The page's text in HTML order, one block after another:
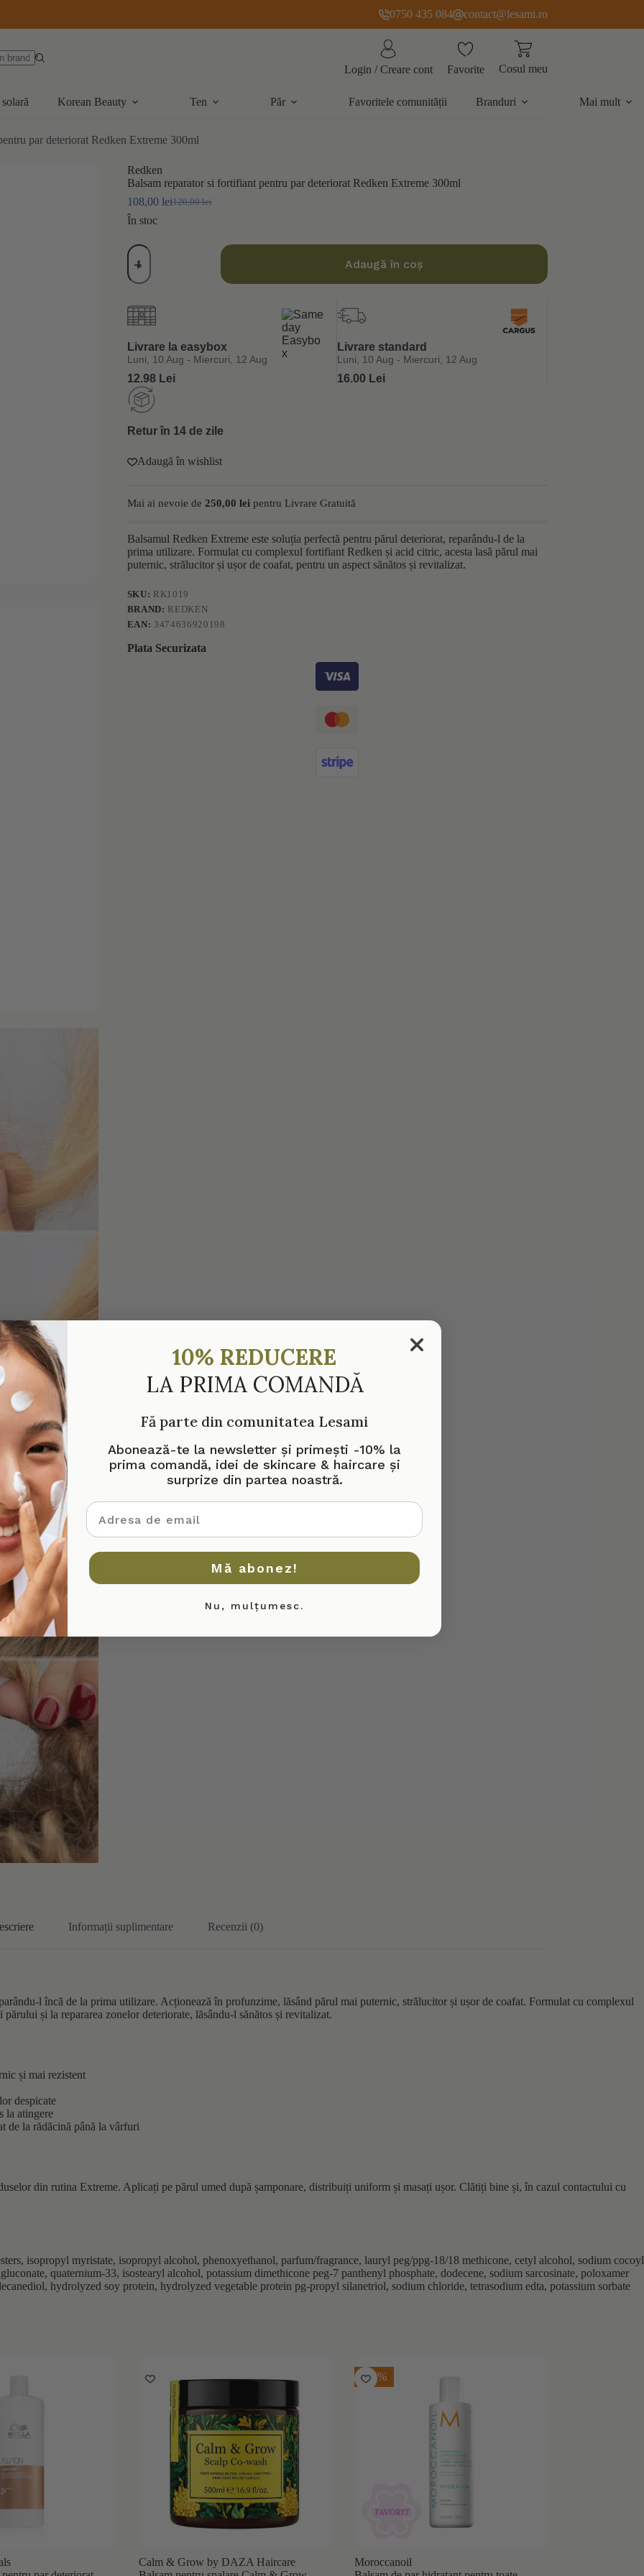
0750 435 084 contact@lesami.ro
Login / Creare cont Favorite Cosul meu
Korean Beauty Ten Păr Favoritele comunității Branduri Mai mult
par deteriorat Redken Extreme 300ml
Redken
Balsam reparator si fortifiant pentru par deteriorat Redken Extreme 300ml
120,00lei
Prețul
108,00 leiPrețul
În stoc
Cantitate
Balsam
reparator
si
pentru
par
Redken
Extreme
300ml
Adaugă în coș
Livrare la easybox
Luni, 10 Aug - Miercuri, 12 Aug
12.98 Lei
Livrare standard
Luni, 10 Aug - Miercuri, 12 Aug
16.00 Lei
Retur în 14 de zile
Adaugă în wishlist
Mai ai nevoie de 250,00 leipentru Livrare Gratuită
Balsamul Redken Extreme este soluția perfectă pentru părul deteriorat, reparându-l de la
prima utilizare. Formulat cu complexul fortifiant Redken și acid citric, acesta lasă părul mai
puternic, strălucitor și ușor de coafat, pentru un aspect sănătos și revitalizat.
SKU: RK1019
BRAND: REDKEN
EAN: 3474636920198
Plata Securizata
Informații suplimentare Recenzii (0)
l încă de la prima utilizare. Acționează în profunzime, lăsând părul mai puternic, strălucitor și ușor de coafat. Formulat cu complexul
și la repararea zonelor deteriorate, lăsându-l sănătos și revitalizat.
și mai rezistent
despicate
la atingere
de la rădăcină până la vârfuri
din rutina Extreme. Aplicați pe părul umed după șamponare, distribuiți uniform și masați ușor. Clătiți bine și, în cazul contactului cu
isopropyl myristate, isopropyl alcohol, phenoxyethanol, parfum/fragrance, lauryl peg/ppg-18/18 methicone, cetyl alcohol, sodium cocoyl
quaternium-33, isostearyl alcohol, potassium dimethicone peg-7 panthenyl phosphate, dodecene, sodium sarcosinate, poloxamer
hydrolyzed soy protein, hydrolyzed vegetable protein pg-propyl silanetriol, sodium chloride, tetrasodium edta, potassium sorbate
Calm & Grow by DAZA Haircare
-35%
Moroccanoil
10% REDUCERE
LA PRIMA COMANDĂ
Fă parte din comunitatea Lesami
Abonează-te la newsletter și primești -10% la
prima comandă, idei de skincare & haircare și
surprize din partea noastră.
adresa de email
Mă abonez!
Nu, mulțumesc.